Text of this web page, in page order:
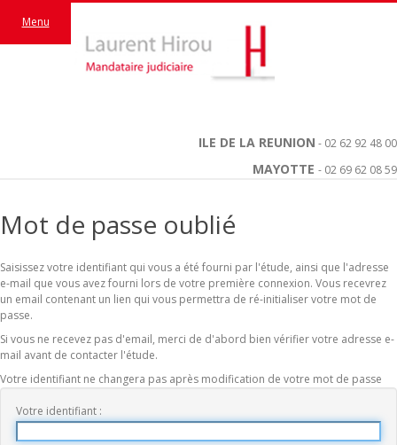
ILE DE LA REUNION - 02 62 92 48 00
MAYOTTE - 02 69 62 08 59
Menu
Mot de passe oublié
Saisissez votre identifiant qui vous a été fourni par l'étude, ainsi que l'adresse
e-mail que vous avez fourni lors de votre première connexion. Vous recevrez
un email contenant un lien qui vous permettra de ré-initialiser votre mot de
passe.
Si vous ne recevez pas d'email, merci de d'abord bien vérifier votre adresse e-
mail avant de contacter l'étude.
Votre identifiant ne changera pas après modification de votre mot de passe
Votre identifiant